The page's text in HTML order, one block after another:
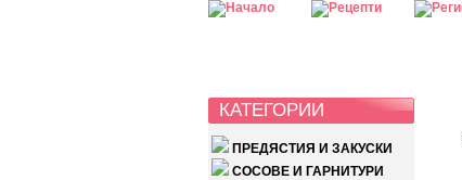
КАТЕГОРИИ
ПРЕДЯСТИЯ И ЗАКУСКИ
СОСОВЕ И ГАРНИТУРИ